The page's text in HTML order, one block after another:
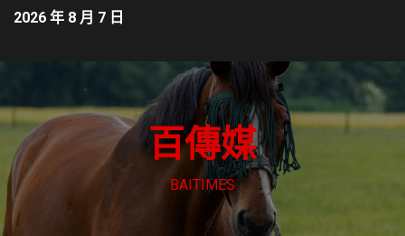
2026 年 8 月 7 日
百傳媒
BAITIMES